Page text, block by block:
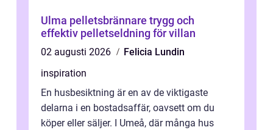
Ulma pelletsbrännare trygg och
effektiv pelletseldning för villan
02 augusti 2026
Felicia Lundin
inspiration
En husbesiktning är en av de viktigaste
delarna i en bostadsaffär, oavsett om du
köper eller säljer. I Umeå, där många hus